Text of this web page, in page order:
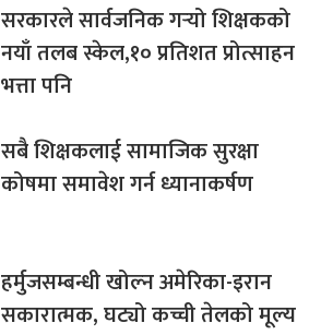
सरकारले सार्वजनिक गर्‍यो शिक्षकको
नयाँ तलब स्केल,१० प्रतिशत प्रोत्साहन
भत्ता पनि
सबै शिक्षकलाई सामाजिक सुरक्षा
कोषमा समावेश गर्न ध्यानाकर्षण
हर्मुजसम्बन्धी खोल्न अमेरिका-इरान
सकारात्मक, घट्यो कच्ची तेलको मूल्य